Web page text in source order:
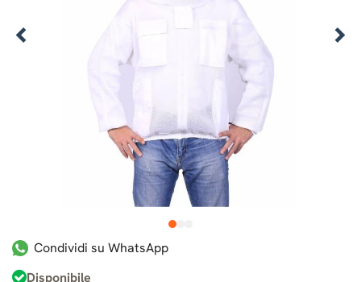
1
Condividi su WhatsApp
Disponibile